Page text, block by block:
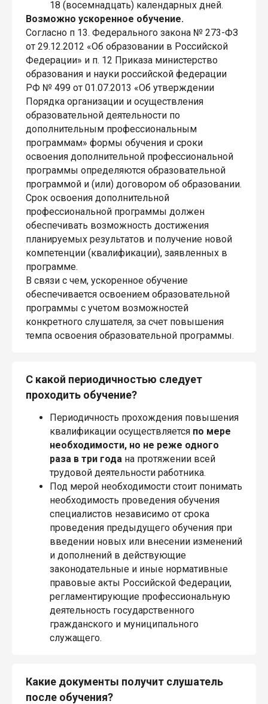
18 (восемнадцать) календарных дней.
Возможно ускоренное обучение.
Согласно п 13. Федерального закона № 273-ФЗ
от 29.12.2012 «Об образовании в Российской
Федерации» и п. 12 Приказа министерство
образования и науки российской федерации
РФ № 499 от 01.07.2013 «Об утверждении
Порядка организации и осуществления
образовательной деятельности по
дополнительным профессиональным
программам» формы обучения и сроки
освоения дополнительной профессиональной
программы определяются образовательной
программой и (или) договором об образовании.
Срок освоения дополнительной
профессиональной программы должен
обеспечивать возможность достижения
планируемых результатов и получение новой
компетенции (квалификации), заявленных в
программе.
В связи с чем, ускоренное обучение
обеспечивается освоением образовательной
программы с учетом возможностей
конкретного слушателя, за счет повышения
темпа освоения образовательной программы.
С какой периодичностью следует
проходить обучение?
Периодичность прохождения повышения
квалификации осуществляется по мере
необходимости, но не реже одного
раза в три года на протяжении всей
трудовой деятельности работника.
Под мерой необходимости стоит понимать
необходимость проведения обучения
специалистов независимо от срока
проведения предыдущего обучения при
введении новых или внесении изменений
и дополнений в действующие
законодательные и иные нормативные
правовые акты Российской Федерации,
регламентирующие профессиональную
деятельность государственного
гражданского и муниципального
служащего.
Какие документы получит слушатель
после обучения?